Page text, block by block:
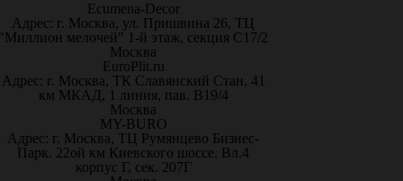
Ecumena-Decor
Адрес: г. Москва, ул. Пришвина 26, ТЦ
мелочей" 1-й этаж, секция С17/2
Москва
EuroPlit.ru
Адрес: г. Москва, ТК Славянский Стан, 41
км МКАД, 1 линия, пав. В19/4
Москва
MY-BURO
Адрес: г. Москва, ТЦ Румянцево Бизнес-
Парк. 22ой км Киевского шоссе. Вл.4
корпус Г, сек. 207Г